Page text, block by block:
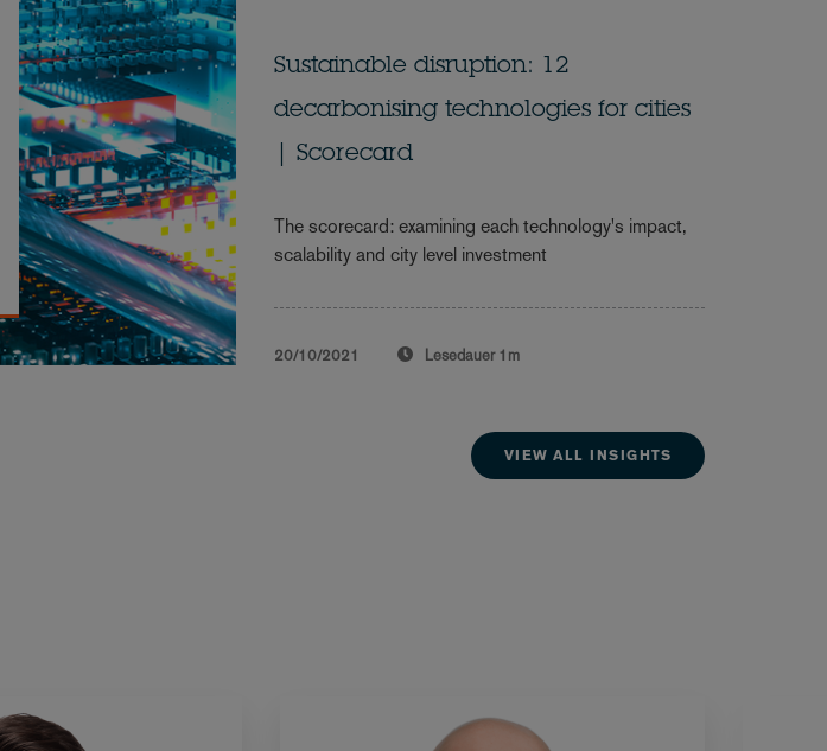
Sustainable disruption: 12
decarbonising technologies for cities
| Scorecard
The scorecard: examining each technology's impact,
scalability and city level investment
20/10/2021 Lesedauer 1m
VIEW ALL INSIGHTS